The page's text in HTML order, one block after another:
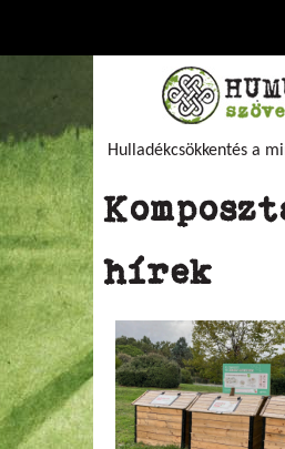
Hulladékcsökkentés a
hírek